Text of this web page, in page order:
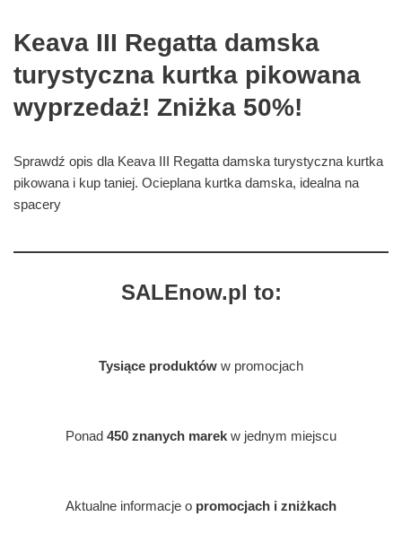
Keava III Regatta damska
turystyczna kurtka pikowana
wyprzedaż! Zniżka 50%!
Sprawdź opis dla Keava III Regatta damska turystyczna kurtka
pikowana i kup taniej. Ocieplana kurtka damska, idealna na
spacery
SALEnow.pl to:
Tysiące produktów w promocjach
Ponad 450 znanych marek w jednym miejscu
Aktualne informacje o promocjach i zniżkach